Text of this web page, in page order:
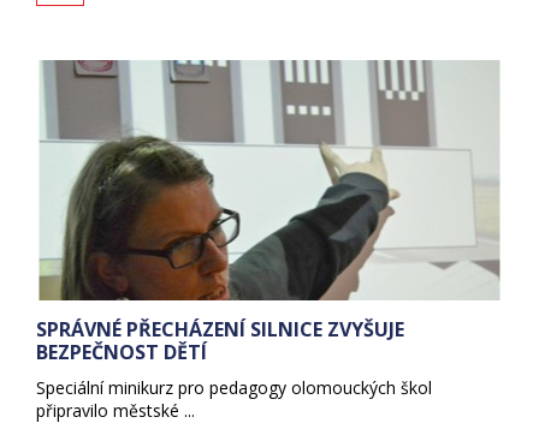
SPRÁVNÉ PŘECHÁZENÍ SILNICE ZVYŠUJE
BEZPEČNOST DĚTÍ
Speciální minikurz pro pedagogy olomouckých škol
připravilo městské ...